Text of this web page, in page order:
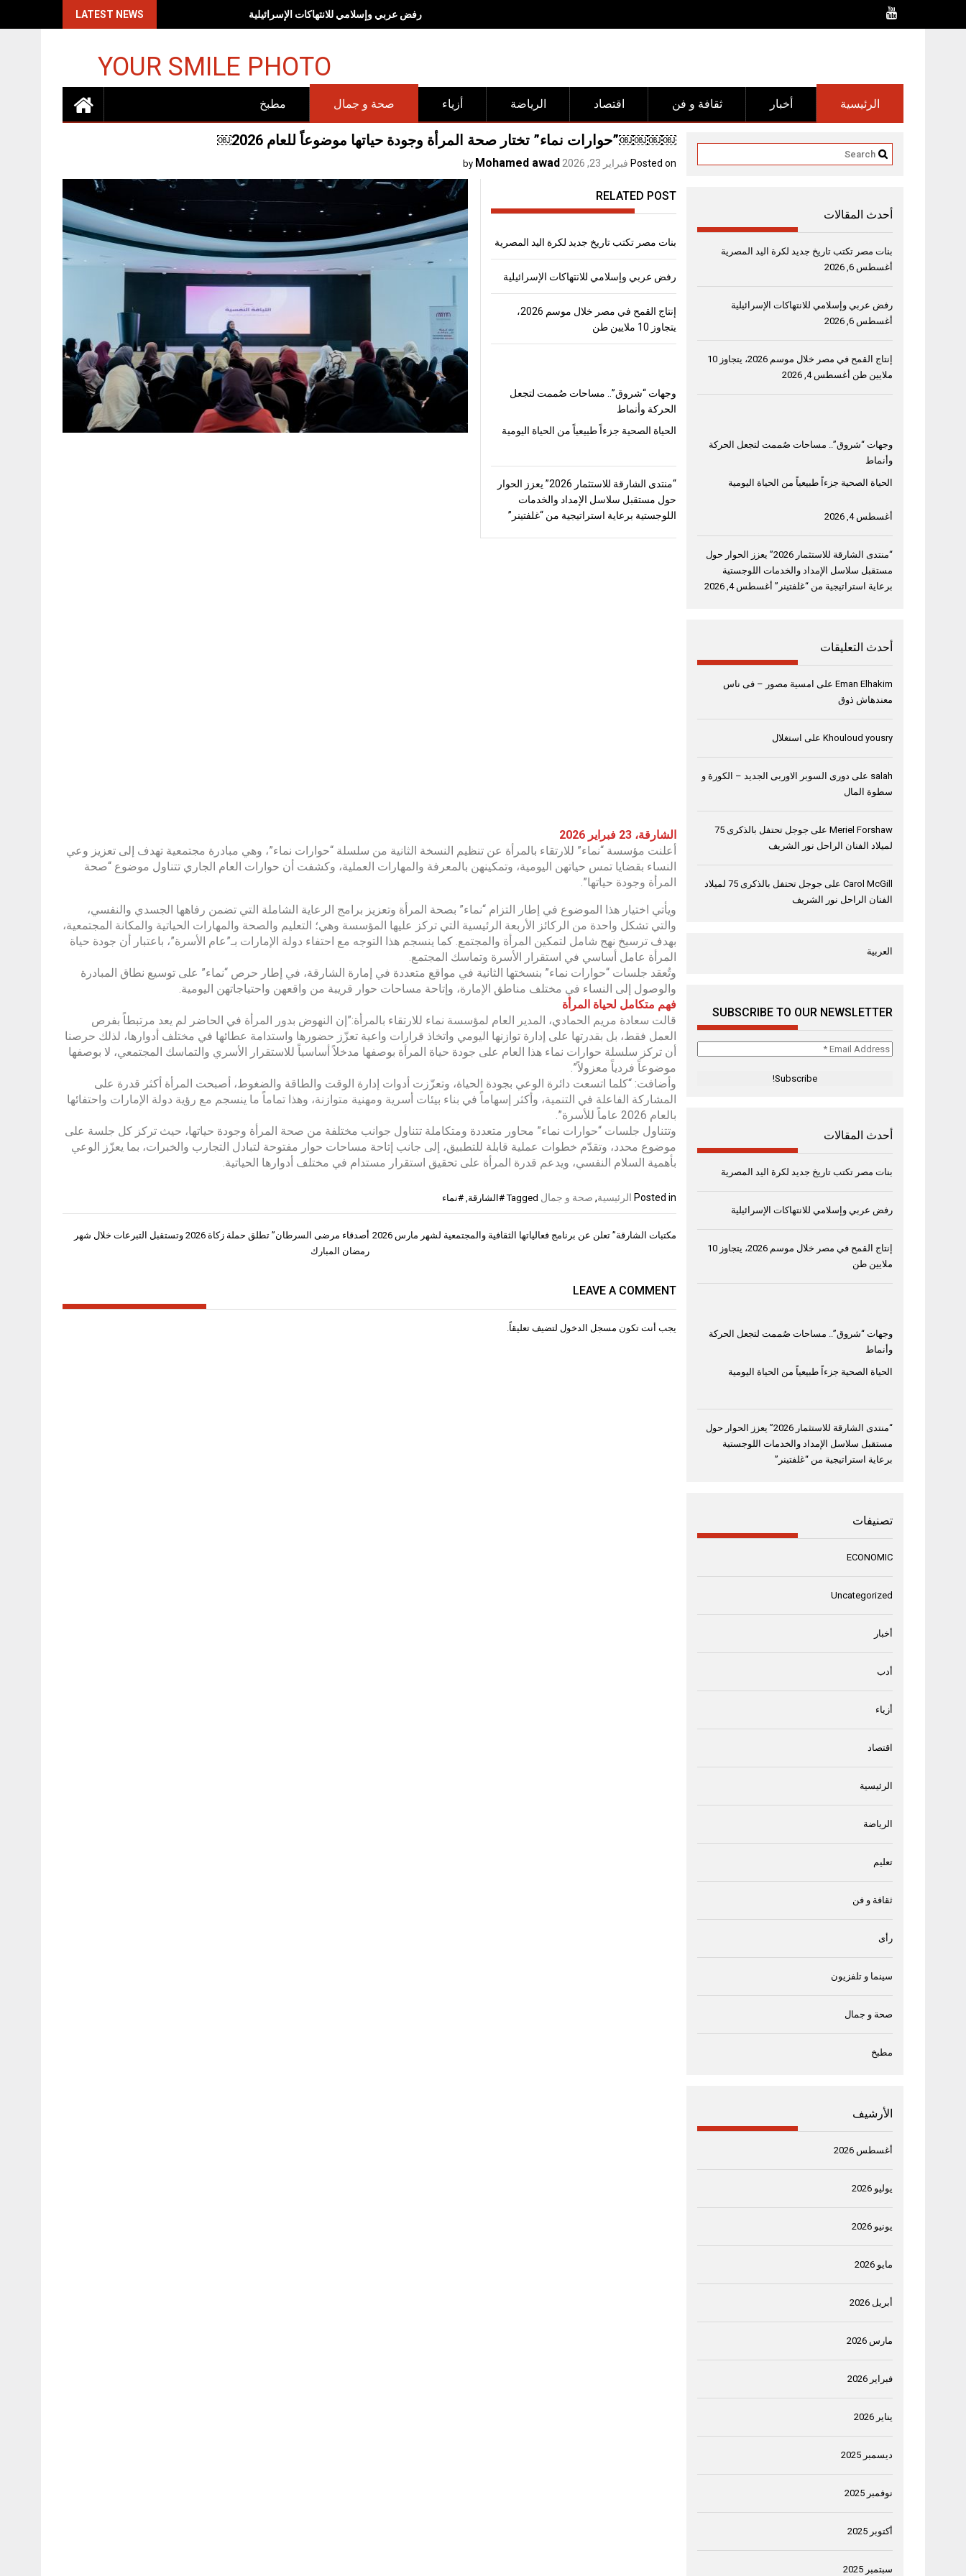
LATEST NEWS رفض عربي وإسلامي للانتهاكات الإسرائيلية
YOUR SMILE PHOTO
مطبخ صحة و جمال أزياء الرياضة اقتصاد ثقافة و فن أخبار الرئيسية
￼￼￼￼”حوارات نماء” تختار صحة المرأة وجودة حياتها موضوعاً للعام 2026￼
Posted on فبراير 23, 2026 by
Mohamed awad
RELATED POST
بنات مصر تكتب تاريخ جديد لكرة اليد المصرية
رفض عربي وإسلامي للانتهاكات الإسرائيلية
إنتاج القمح في مصر خلال موسم 2026،
يتجاوز 10 ملايين طن
وجهات “شروق”.. مساحات صُممت لتجعل
الحركة وأنماط
الحياة الصحية جزءاً طبيعياً من الحياة اليومية
“منتدى الشارقة للاستثمار 2026” يعزز الحوار
حول مستقبل سلاسل الإمداد والخدمات
اللوجستية برعاية استراتيجية من “غلفتينر”
الشارقة، 23 فبراير 2026
أعلنت مؤسسة “نماء” للارتقاء بالمرأة عن تنظيم النسخة الثانية من سلسلة “حوارات نماء”، وهي مبادرة مجتمعية تهدف إلى تعزيز وعي
النساء بقضايا تمس حياتهن اليومية، وتمكينهن بالمعرفة والمهارات العملية، وكشفت أن حوارات العام الجاري تتناول موضوع “صحة
المرأة وجودة حياتها”.
ويأتي اختيار هذا الموضوع في إطار التزام “نماء” بصحة المرأة وتعزيز برامج الرعاية الشاملة التي تضمن رفاهها الجسدي والنفسي،
والتي تشكل واحدة من الركائز الأربعة الرئيسية التي تركز عليها المؤسسة وهي؛ التعليم والصحة والمهارات الحياتية والمكانة المجتمعية،
بهدف ترسيخ نهج شامل لتمكين المرأة والمجتمع. كما ينسجم هذا التوجه مع احتفاء دولة الإمارات بـ”عام الأسرة”، باعتبار أن جودة حياة
المرأة عامل أساسي في استقرار الأسرة وتماسك المجتمع.
وتُعقد جلسات “حوارات نماء” بنسختها الثانية في مواقع متعددة في إمارة الشارقة، في إطار حرص “نماء” على توسيع نطاق المبادرة
والوصول إلى النساء في مختلف مناطق الإمارة، وإتاحة مساحات حوار قريبة من واقعهن واحتياجاتهن اليومية.
فهم متكامل لحياة المرأة
قالت سعادة مريم الحمادي، المدير العام لمؤسسة نماء للارتقاء بالمرأة:”إن النهوض بدور المرأة في الحاضر لم يعد مرتبطاً بفرص
العمل فقط، بل بقدرتها على إدارة توازنها اليومي واتخاذ قرارات واعية تعزّز حضورها واستدامة عطائها في مختلف أدوارها، لذلك حرصنا
أن تركز سلسلة حوارات نماء هذا العام على جودة حياة المرأة بوصفها مدخلاً أساسياً للاستقرار الأسري والتماسك المجتمعي، لا بوصفها
موضوعاً فردياً معزولاً”.
وأضافت: “كلما اتسعت دائرة الوعي بجودة الحياة، وتعزّزت أدوات إدارة الوقت والطاقة والضغوط، أصبحت المرأة أكثر قدرة على
المشاركة الفاعلة في التنمية، وأكثر إسهاماً في بناء بيئات أسرية ومهنية متوازنة، وهذا تماماً ما ينسجم مع رؤية دولة الإمارات واحتفائها
بالعام 2026 عاماً للأسرة”.
وتتناول جلسات “حوارات نماء” محاور متعددة ومتكاملة تتناول جوانب مختلفة من صحة المرأة وجودة حياتها، حيث تركز كل جلسة على
موضوع محدد، وتقدّم خطوات عملية قابلة للتطبيق، إلى جانب إتاحة مساحات حوار مفتوحة لتبادل التجارب والخبرات، بما يعزّز الوعي
بأهمية السلام النفسي، ويدعم قدرة المرأة على تحقيق استقرار مستدام في مختلف أدوارها الحياتية.
Posted in الرئيسية, صحة و جمال Tagged #الشارقة #نماء
تصفّح
أصدقاء مرضى السرطان” تطلق حملة زكاة 2026 وتستقبل التبرعات خلال شهر
رمضان المبارك
مكتبات الشارقة” تعلن عن برنامج فعالياتها الثقافية والمجتمعية لشهر مارس 2026
LEAVE A COMMENT
يجب أنت تكون مسجل الدخول لتضيف تعليقاً.
أحدث المقالات
بنات مصر تكتب تاريخ جديد لكرة اليد المصرية
أغسطس 6, 2026
رفض عربي وإسلامي للانتهاكات الإسرائيلية
أغسطس 6, 2026
إنتاج القمح في مصر خلال موسم 2026، يتجاوز 10
ملايين طن أغسطس 4, 2026
وجهات “شروق”.. مساحات صُممت لتجعل الحركة
وأنماط
الحياة الصحية جزءاً طبيعياً من الحياة اليومية
أغسطس 4, 2026
“منتدى الشارقة للاستثمار 2026” يعزز الحوار حول
مستقبل سلاسل الإمداد والخدمات اللوجستية
برعاية استراتيجية من “غلفتينر” أغسطس 4, 2026
أحدث التعليقات
Eman Elhakim على امسية مصور – فى ناس
معندهاش ذوق
Khouloud yousry على استغلال
salah على دورى السوبر الاوربى الجديد – الكورة و
سطوة المال
Meriel Forshaw على
جوجل تحتفل بالذكرى 75
لميلاد الفنان الراحل نور الشريف
Carol McGill على
جوجل تحتفل بالذكرى 75 لميلاد
الفنان الراحل نور الشريف
العربية
SUBSCRIBE TO OUR NEWSLETTER
Email
أحدث المقالات
بنات مصر تكتب تاريخ جديد لكرة اليد المصرية
رفض عربي وإسلامي للانتهاكات الإسرائيلية
إنتاج القمح في مصر خلال موسم 2026، يتجاوز 10
ملايين طن
وجهات “شروق”.. مساحات صُممت لتجعل الحركة
وأنماط
الحياة الصحية جزءاً طبيعياً من الحياة اليومية
“منتدى الشارقة للاستثمار 2026” يعزز الحوار حول
مستقبل سلاسل الإمداد والخدمات اللوجستية
برعاية استراتيجية من “غلفتينر”
تصنيفات
ECONOMIC
Uncategorized
أخبار
أدب
أزياء
اقتصاد
الرئيسية
الرياضة
تعليم
ثقافة و فن
رأى
سينما و تلفزيون
صحة و جمال
مطبخ
الأرشيف
أغسطس 2026
يوليو 2026
يونيو 2026
مايو 2026
أبريل 2026
مارس 2026
فبراير 2026
يناير 2026
ديسمبر 2025
نوفمبر 2025
أكتوبر 2025
سبتمبر 2025